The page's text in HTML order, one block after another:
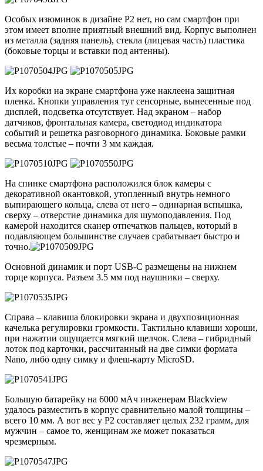
Особых изюминок в дизайне Р2 нет, но сам смартфон при
этом имеет вполне приятный внешний вид. Корпус выполнен
из металла (задняя панель), стекла (лицевая часть) пластика
(боковые торцы и вставки под антенны).
Их коробки на экране смартфона уже наклеена защитная
пленка. Кнопки управления тут сенсорные, вынесенные под
дисплей, подсветка отсутствует. Над экраном – набор
датчиков, фронтальная камера, светодиод индикатора
событий и решетка разговорного динамика. Боковые рамки
весьма толстые – почти 3 мм каждая.
На спинке смартфона расположился блок камеры с
декоративной окантовкой, утопленный внутрь немного
выпирающего кольца, слева от него – одинарная вспышка,
сверху – отверстие динамика для шумоподавления. Под
камерой находится сканер отпечатков пальцев, который в
подавляющем большинстве случаев срабатывает быстро и
точно.
Основной динамик и порт USB-C размещены на нижнем
торце корпуса. Разъем 3.5 мм под наушники – сверху.
Справа – клавиша блокировки экрана и двухпозиционная
качелька регулировки громкости. Тактильно клавиши хороши,
при нажатии ощущается мягкий щелчок. Слева – гибридный
лоток под карточки, рассчитанный на две симки формата
Nano, либо одну симку и флеш-карту MicroSD.
Большую батарейку на 6000 мАч инженерам Blackview
удалось разместить в корпус сравнительно малой толщины –
всего 10 мм. А вот вес у Р2 составляет целых 232 грамм, для
мужчин – самое то, женщинам же может показаться
чрезмерным.